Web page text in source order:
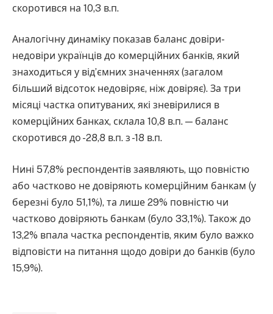
скоротився на 10,3 в.п.
Аналогічну динаміку показав баланс довіри-
недовіри українців до комерційних банків, який
знаходиться у від’ємних значеннях (загалом
більший відсоток недовіряє, ніж довіряє). За три
місяці частка опитуваних, які зневірилися в
комерційних банках, склала 10,8 в.п. — баланс
скоротився до -28,8 в.п. з -18 в.п.
Нині 57,8% респондентів заявляють, що повністю
або частково не довіряють комерційним банкам (у
березні було 51,1%), та лише 29% повністю чи
частково довіряють банкам (було 33,1%). Також до
13,2% впала частка респондентів, яким було важко
відповісти на питання щодо довіри до банків (було
15,9%).